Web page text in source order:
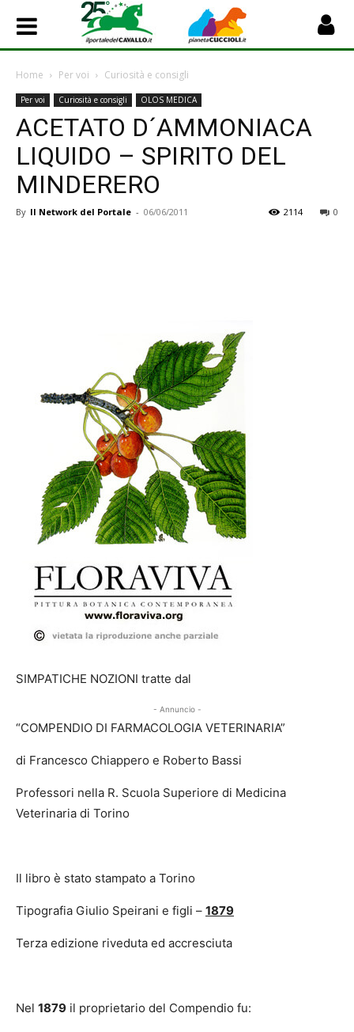
Home Per voi Curiosità e consigli
Per voi Curiosità e consigli OLOS MEDICA
ACETATO D´AMMONIACA
LIQUIDO – SPIRITO DEL
MINDERERO
By Il Network del Portale - 06/06/2011 0
2114
SIMPATICHE NOZIONI tratte dal
- Annuncio -
“COMPENDIO DI FARMACOLOGIA VETERINARIA”
di Francesco Chiappero e Roberto Bassi
Professori nella R. Scuola Superiore di Medicina
Veterinaria di Torino
Il libro è stato stampato a Torino
Tipografia Giulio Speirani e figli – 1879
Terza edizione riveduta ed accresciuta
Nel 1879 il proprietario del Compendio fu: